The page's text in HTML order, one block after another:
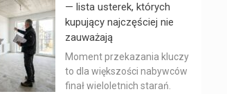
— lista usterek, których
kupujący najczęściej nie
zauważają
Moment przekazania kluczy
to dla większości nabywców
finał wieloletnich starań.